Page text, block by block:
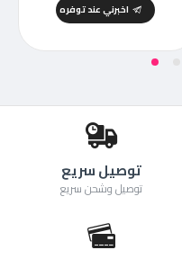
اخبرني عند توفره
توصيل سريع
توصيل وشحن سريع